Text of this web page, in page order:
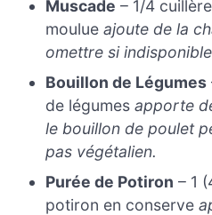
Muscade – 1/4
moulueajoute de la
omettre si
Bouillon de Légumes
de légumesapporte
le bouillon de poulet
pas végétalien.
Purée de Potiron – 1
potiron en conserve